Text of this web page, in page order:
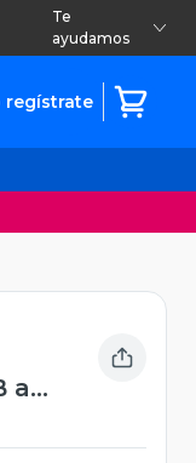
Te
ayudamos
regístrate
a